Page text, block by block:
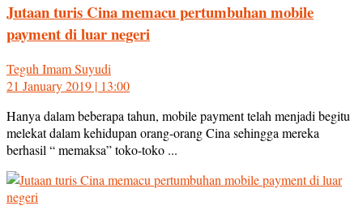
Jutaan turis Cina memacu pertumbuhan mobile
payment di luar negeri
Teguh Imam Suyudi
21 January 2019 | 13:00
Hanya dalam beberapa tahun, mobile payment telah menjadi begitu
melekat dalam kehidupan orang-orang Cina sehingga mereka
berhasil “ memaksa” toko-toko ...